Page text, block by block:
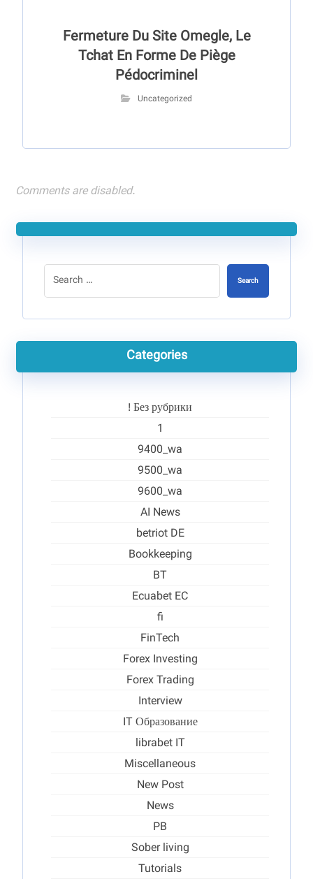
Fermeture Du Site Omegle, Le
Tchat En Forme De Piège
Pédocriminel
Uncategorized
Comments are disabled.
Search
Categories
! Без рубрики
1
9400_wa
9500_wa
9600_wa
AI News
betriot DE
Bookkeeping
BT
Ecuabet EC
fi
FinTech
Forex Investing
Forex Trading
Interview
IT Образование
librabet IT
Miscellaneous
New Post
News
PB
Sober living
Tutorials